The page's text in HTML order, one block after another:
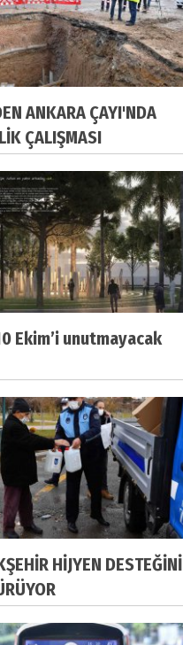
ANKARA ÇAYI'NDA
ÇALIŞMASI
Ekim’i unutmayacak
HİJYEN DESTEĞİNİ